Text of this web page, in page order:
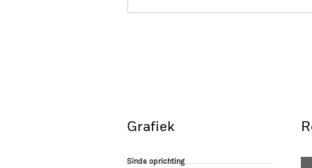
Grafiek
Sinds oprichting
Sinds oprichting